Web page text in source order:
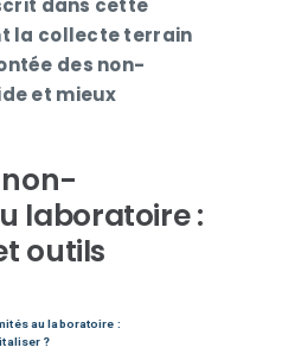
dans cette
la collecte terrain
des non-
et mieux
non-
laboratoire :
outils
au laboratoire :
?